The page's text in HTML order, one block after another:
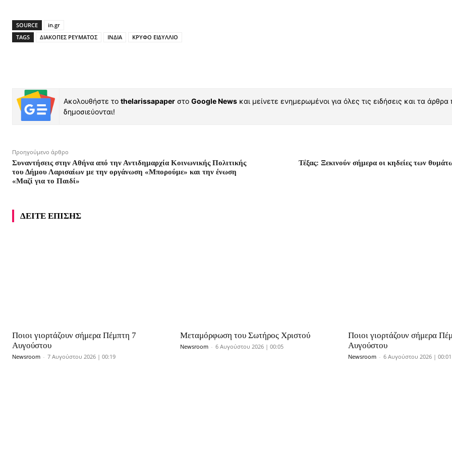
SOURCE
in.gr
TAGS
ΔΙΑΚΟΠΕΣ ΡΕΥΜΑΤΟΣ ΙΝΔΙΑ ΚΡΥΦΟ ΕΙΔΥΛΛΙΟ
Ακολουθήστε το thelarissapaper στο Google News και μείνετε ενημερωμένοι για όλες τις ειδήσεις και τα άρθρα
δημοσιεύονται!
Προηγούμενο άρθρο
Συναντήσεις στην Αθήνα από την Αντιδημαρχία Κοινωνικής Πολιτικής
του Δήμου Λαρισαίων με την οργάνωση «Μπορούμε» και την ένωση
«Μαζί για το Παιδί»
Τέξας: Ξεκινούν σήμερα οι κηδείες των
ΔΕΙΤΕ ΕΠΙΣΗΣ
Ποιοι γιορτάζουν σήμερα Πέμπτη 7
Αυγούστου
Newsroom - 7 Αυγούστου 2026 | 00:19
Μεταμόρφωση του Σωτήρος Χριστού
Newsroom - 6 Αυγούστου 2026 | 00:05
Ποιοι γιορτάζουν σήμερα
Αυγούστου
Newsroom - 6 Αυγούστου 2026 | 00:01